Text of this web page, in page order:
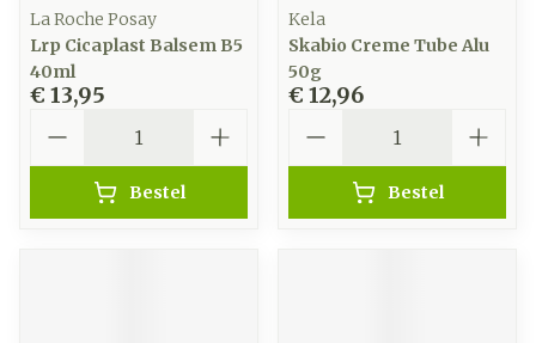
La Roche Posay
Lrp Cicaplast Balsem B5
40ml
€ 13,95
Bestel
Kela
Skabio Creme Tube Alu
50g
€ 12,96
Bestel